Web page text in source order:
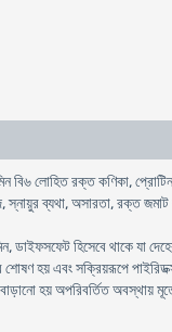
বি৬ লোহিত রক্ত কণিকা,
ব্যথা, অসারতা, রক্ত
হিসেবে থাকে যা
শোষণ হয় এবং সক্রিয়রূপে
হয় অপরিবর্তিত অবস্থায়